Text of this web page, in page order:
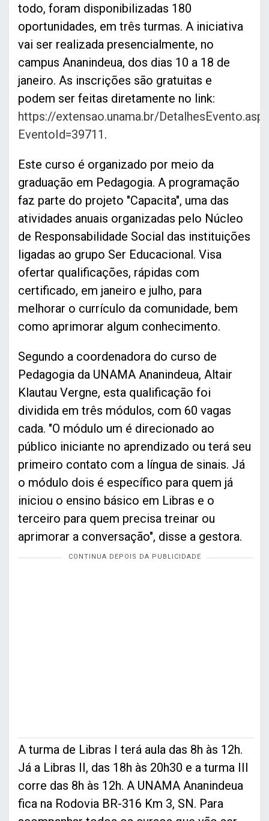
todo, foram disponibilizadas 180
oportunidades, em três turmas. A iniciativa
vai ser realizada presencialmente, no
campus Ananindeua, dos dias 10 a 18 de
janeiro. As inscrições são gratuitas e
podem ser feitas diretamente no link:
https://extensao.unama.br/
EventoId=39711 .
Este curso é organizado por meio da
graduação em Pedagogia. A programação
faz parte do projeto "Capacita", uma das
atividades anuais organizadas pelo Núcleo
de Responsabilidade Social das instituições
ligadas ao grupo Ser Educacional. Visa
ofertar qualificações, rápidas com
certificado, em janeiro e julho, para
melhorar o currículo da comunidade, bem
como aprimorar algum conhecimento.
Segundo a coordenadora do curso de
Pedagogia da UNAMA Ananindeua, Altair
Klautau Vergne, esta qualificação foi
dividida em três módulos, com 60 vagas
cada. "O módulo um é direcionado ao
público iniciante no aprendizado ou terá seu
primeiro contato com a língua de sinais. Já
o módulo dois é específico para quem já
iniciou o ensino básico em Libras e o
terceiro para quem precisa treinar ou
aprimorar a conversação", disse a gestora.
A turma de Libras I terá aula das 8h às 12h.
Já a Libras II, das 18h às 20h30 e a turma III
corre das 8h às 12h. A UNAMA Ananindeua
fica na Rodovia BR-316 Km 3, SN. Para